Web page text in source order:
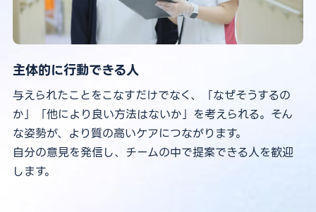
主体的に行動できる人
与えられたことをこなすだけでなく、「なぜそうするの
か」「他により良い方法はないか」を考えられる。そん
な姿勢が、より質の高いケアにつながります。
自分の意見を発信し、チームの中で提案できる人を歓迎
します。